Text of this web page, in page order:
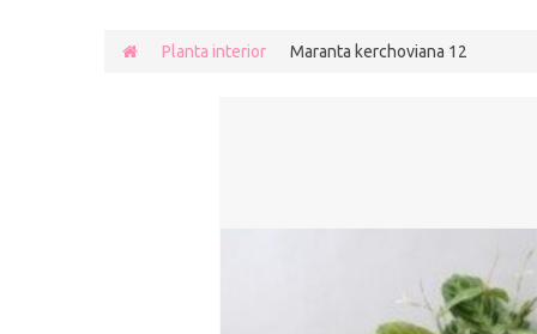
Planta interior Maranta kerchoviana 12